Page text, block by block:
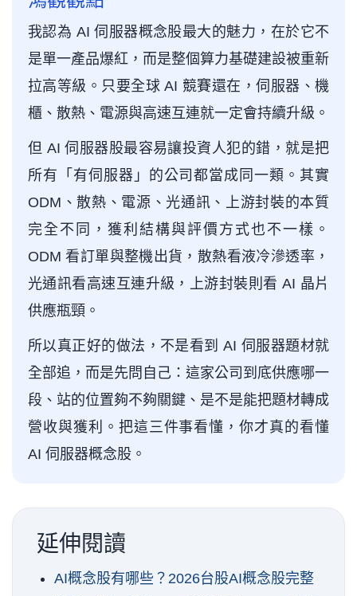
我認為 AI 伺服器概念股最大的魅力，在於它不
是單一產品爆紅，而是整個算力基礎建設被重新
拉高等級。只要全球 AI 競賽還在，伺服器、機
櫃、散熱、電源與高速互連就一定會持續升級。
但 AI 伺服器股最容易讓投資人犯的錯，就是把
所有「有伺服器」的公司都當成同一類。其實
ODM、散熱、電源、光通訊、上游封裝的本質
完全不同，獲利結構與評價方式也不一樣。
ODM 看訂單與整機出貨，散熱看液冷滲透率，
光通訊看高速互連升級，上游封裝則看 AI 晶片
供應瓶頸。
所以真正好的做法，不是看到 AI 伺服器題材就
全部追，而是先問自己：這家公司到底供應哪一
段、站的位置夠不夠關鍵、是不是能把題材轉成
營收與獲利。把這三件事看懂，你才真的看懂
AI 伺服器概念股。
延伸閱讀
AI概念股有哪些？2026台股AI概念股完整